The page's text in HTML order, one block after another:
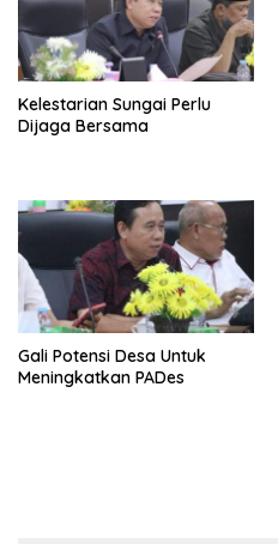
Kelestarian Sungai Perlu
Dijaga Bersama
Gali Potensi Desa Untuk
Meningkatkan PADes